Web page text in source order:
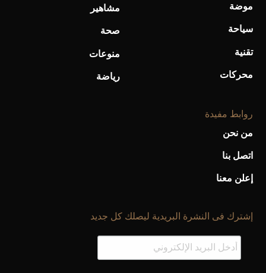
موضة
سياحة
تقنية
محركات
مشاهير
صحة
منوعات
رياضة
روابط مفيدة
من نحن
اتصل بنا
إعلن معنا
إشترك فى النشرة البريدية ليصلك كل جديد